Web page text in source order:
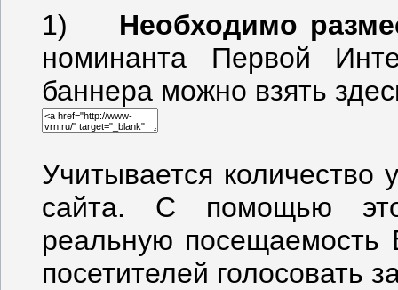
1) Необходимо
номинанта Первой
баннера можно взять
Учитывается
сайта. С помощью
реальную посещаемость
посетителей голосовать